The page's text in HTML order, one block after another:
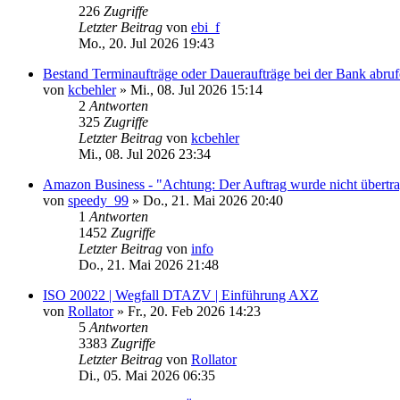
226 Zugriffe
Letzter Beitrag von ebi_f
Mo., 20. Jul 2026 19:43
Bestand Terminaufträge oder Daueraufträge bei der Bank
von kcbehler» Mi., 08. Jul 2026 15:14
2 Antworten
325 Zugriffe
Letzter Beitrag von kcbehler
Mi., 08. Jul 2026 23:34
Amazon Business - "Achtung: Der Auftrag wurde nicht
von speedy_99 » Do., 21. Mai 2026 20:40
1 Antworten
1452 Zugriffe
Letzter Beitrag von info
Do., 21. Mai 2026 21:48
ISO 20022 | Wegfall DTAZV | Einführung AXZ
von Rollator» Fr., 20. Feb 2026 14:23
5 Antworten
3383 Zugriffe
Letzter Beitrag von Rollator
Di., 05. Mai 2026 06:35